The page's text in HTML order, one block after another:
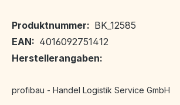
Produktnummer: BK_12585
EAN: 4016092751412
Herstellerangaben:
profibau - Handel Logistik Service GmbH